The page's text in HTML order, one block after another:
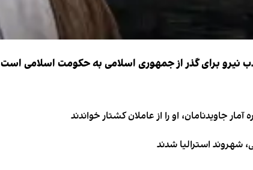
نیرو برای گذر از جمهوری اسلامی به حکومت اسلامی است
جاویدنامان، او را از عاملان کشتار خواندند